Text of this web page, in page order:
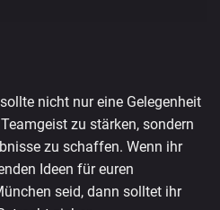
nicht nur eine Gelegenheit
zu stärken, sondern
zu schaffen. Wenn ihr
Ideen für euren
seid, dann solltet ihr